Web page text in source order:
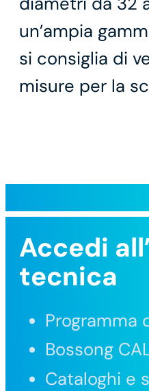
un’ampia
si consiglia di
misure per la
Accedi
tecnica
Programma
Bossong
Cataloghi e